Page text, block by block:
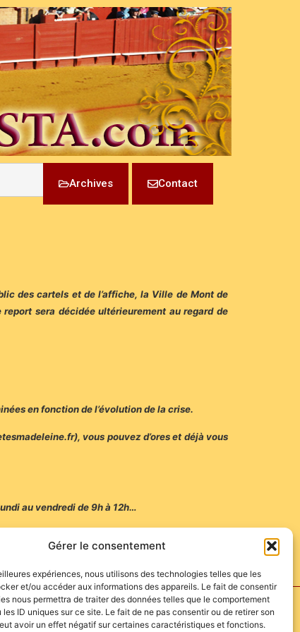
Gérer le consentement
expériences, nous utilisons des technologies telles que les
et/ou accéder aux informations des appareils. Le fait de consentir
nous permettra de traiter des données telles que le comportement
ID uniques sur ce site. Le fait de ne pas consentir ou de retirer son
avoir un effet négatif sur certaines caractéristiques et fonctions.
Archives Contact
des cartels et de l’affiche, la Ville de Mont de
sera décidée ultérieurement au regard de
en fonction de l’évolution de la crise.
vous pouvez d’ores et déjà vous
au vendredi de 9h à 12h…